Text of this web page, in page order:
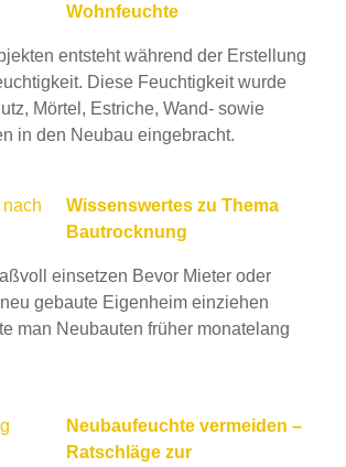
Wohnfeuchte
entsteht während der Erstellung
Diese Feuchtigkeit wurde
Mörtel, Estriche, Wand- sowie
in den Neubau eingebracht.
Wissenswertes zu Thema
Bautrocknung
einsetzen Bevor Mieter oder
gebaute Eigenheim einziehen
man Neubauten früher monatelang
Neubaufeuchte vermeiden –
Ratschläge zur